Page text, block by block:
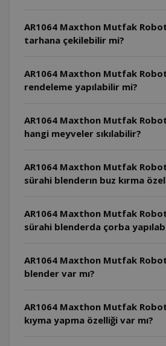
AR1064 Maxthon Mutfak
tarhana çekilebilir mi?
AR1064 Maxthon Mutfak
rendeleme yapılabilir mi?
AR1064 Maxthon Mutfak
hangi meyveler sıkılabilir?
AR1064 Maxthon Mutfak
sürahi blenderın buz kırma
AR1064 Maxthon Mutfak
sürahi blenderda çorba
AR1064 Maxthon Mutfak
blender var mı?
AR1064 Maxthon Mutfak
kıyma yapma özelliği var mı?